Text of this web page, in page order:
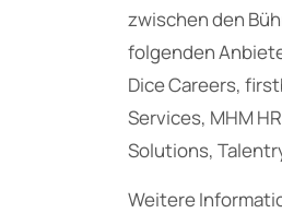
zwischen den
folgenden
Dice Careers,
Services, MHM
Solutions,
Weitere